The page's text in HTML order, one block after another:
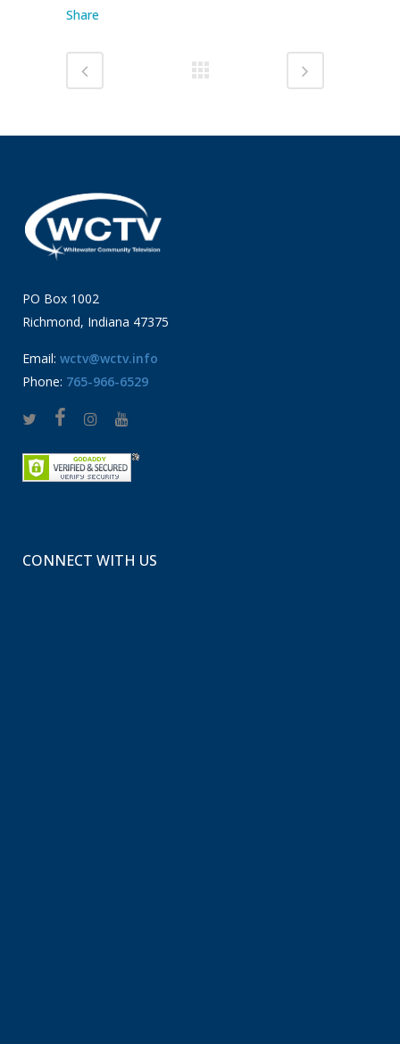
Share
PO Box 1002
Richmond, Indiana 47375
Email: wctv@wctv.info
Phone: 765-966-6529
CONNECT WITH US